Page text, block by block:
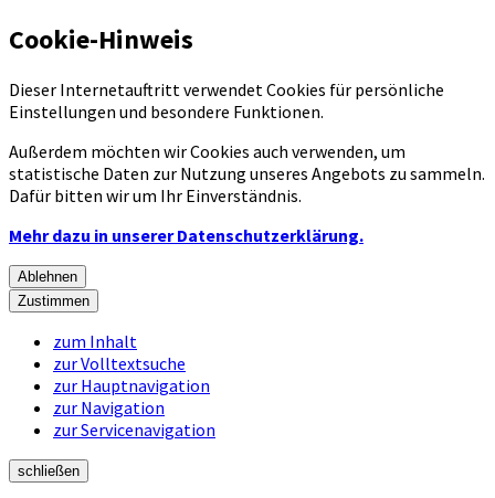
Cookie-Hinweis
Dieser Internetauftritt verwendet Cookies für persönliche
Einstellungen und besondere Funktionen.
Außerdem möchten wir Cookies auch verwenden, um
statistische Daten zur Nutzung unseres Angebots zu sammeln.
Dafür bitten wir um Ihr Einverständnis.
Mehr dazu in unserer Datenschutzerklärung.
Ablehnen
Zustimmen
zum Inhalt
zur Volltextsuche
zur Hauptnavigation
zur Navigation
zur Servicenavigation
schließen